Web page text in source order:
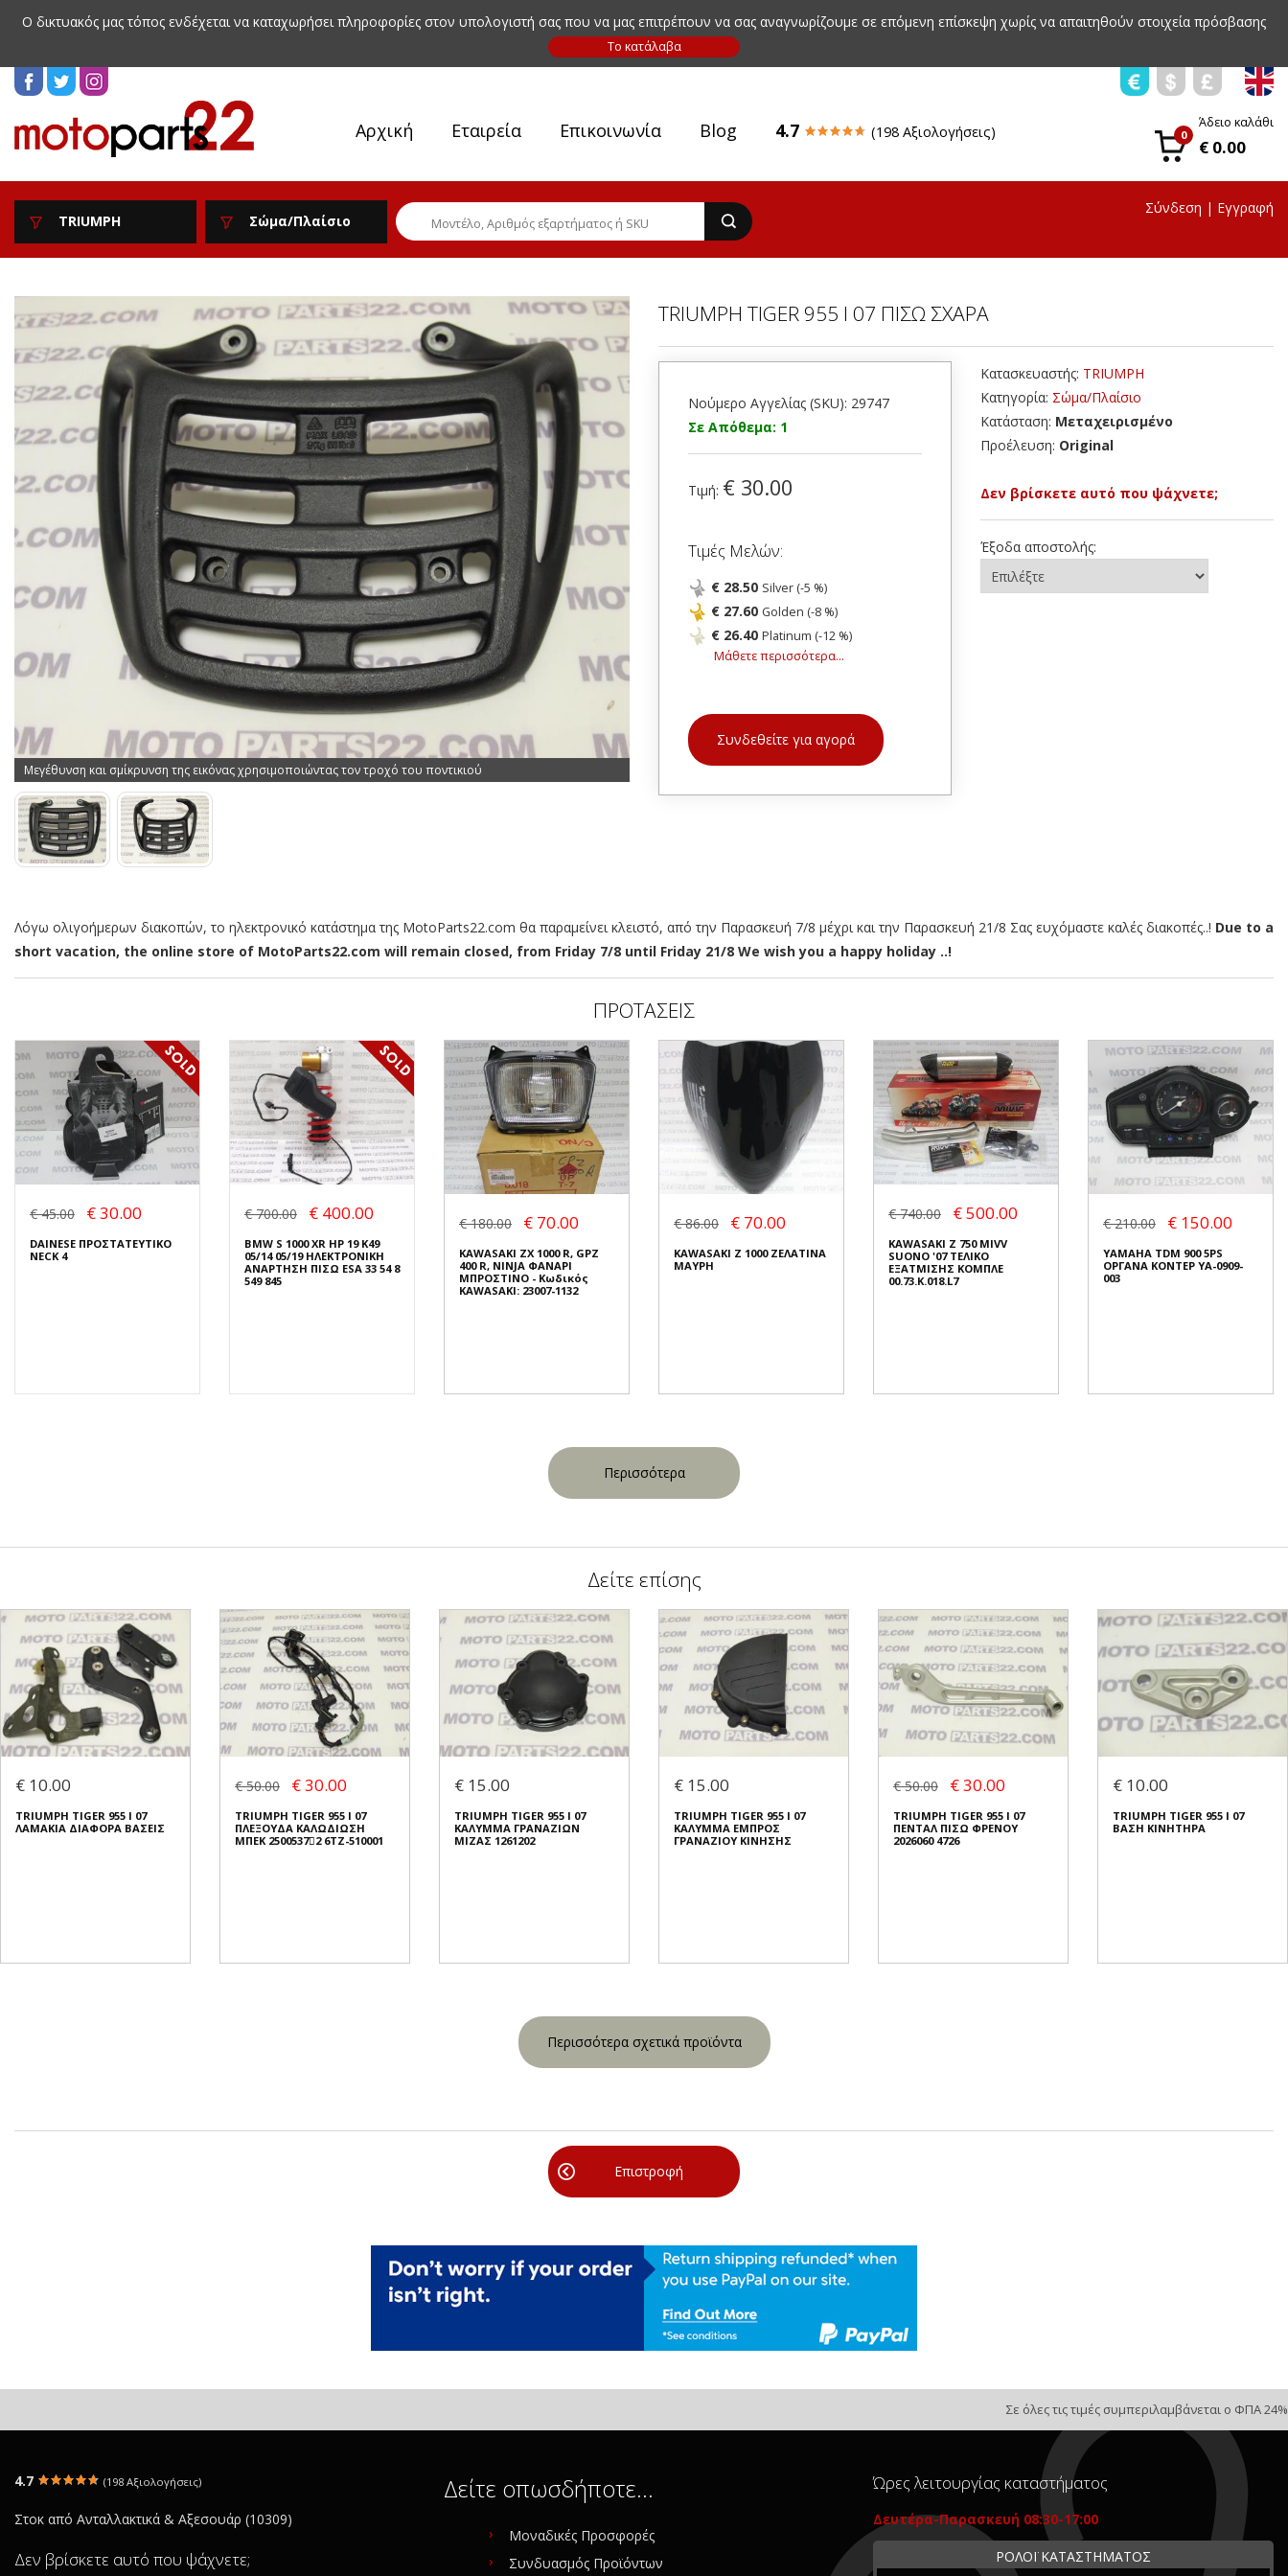
Ο δικτυακός μας τόπος ενδέχεται να καταχωρήσει πληροφορίες στον υπολογιστή σας που να μας επιτρέπουν να σας αναγνωρίζουμε σε επόμενη επίσκεψη χωρίς να απαιτηθούν στοιχεία πρόσβασης
Αρχική Εταιρεία Επικοινωνία Blog 4.7 (198 Αξιολογήσεις) 0
Άδειο καλάθι
€ 0.00
TRIUMPH Σώμα/Πλαίσιο
Σύνδεση | Εγγραφή
Μεγέθυνση και σμίκρυνση της εικόνας χρησιμοποιώντας τον τροχό του ποντικιού
TRIUMPH TIGER 955 I 07 ΠΙΣΩ ΣΧΑΡΑ
Νούμερο Αγγελίας (SKU): 29747
Σε Απόθεμα: 1
Τιμή: € 30.00
Τιμές Μελών:
€ 28.50 Silver (-5 %)
€ 27.60 Golden (-8 %)
€ 26.40 Platinum (-12 %)
Μάθετε περισσότερα...
Συνδεθείτε για αγορά
Κατασκευαστής: TRIUMPH
Κατηγορία: Σώμα/Πλαίσιο
Κατάσταση: Μεταχειρισμένο
Προέλευση: Original
Δεν βρίσκετε αυτό που ψάχνετε;
Έξοδα αποστολής:
Λόγω ολιγοήμερων διακοπών, το ηλεκτρονικό κατάστημα της MotoParts22.com θα παραμείνει κλειστό, από την Παρασκευή 7/8 μέχρι και την Παρασκευή 21/8 Σας ευχόμαστε καλές διακοπές..! Due to a
short vacation, the online store of MotoParts22.com will remain closed, from Friday 7/8 until Friday 21/8 We wish you a happy holiday ..!
ΠΡΟΤΑΣΕΙΣ
€ 45.00 € 30.00
DAINESE ΠΡΟΣΤΑΤΕΥΤΙΚΟ
NECK 4
€ 700.00 € 400.00
BMW S 1000 XR HP 19 K49
05/14 05/19 ΗΛΕΚΤΡΟΝΙΚΗ
ΑΝΑΡΤΗΣΗ ΠΙΣΩ ESA 33 54 8
549 845
€ 180.00 € 70.00
KAWASAKI ZX 1000 R, GPZ
400 R, NINJA ΦΑΝΑΡΙ
ΜΠΡΟΣΤΙΝΟ - Κωδικός
KAWASAKI: 23007-1132
€ 86.00 € 70.00
KAWASAKI Z 1000 ΖΕΛΑΤΙΝΑ
ΜΑΥΡΗ
€ 740.00 € 500.00
KAWASAKI Z 750 MIVV
SUONO '07 ΤΕΛΙΚΟ
ΕΞΑΤΜΙΣΗΣ ΚΟΜΠΛΕ
00.73.K.018.L7
€ 210.00 € 150.00
YAMAHA TDM 900 5PS
ΟΡΓΑΝΑ ΚΟΝΤΕΡ YA-0909-
003
Περισσότερα
Δείτε επίσης
€ 10.00
TRIUMPH TIGER 955 I 07
ΛΑΜΑΚΙΑ ΔΙΑΦΟΡΑ ΒΑΣΕΙΣ
€ 50.00 € 30.00
TRIUMPH TIGER 955 I 07
ΠΛΕΞΟΥΔΑ ΚΑΛΩΔΙΩΣΗ
ΜΠΕΚ 25005372 6TZ-510001
€ 15.00
TRIUMPH TIGER 955 I 07
ΚΑΛΥΜΜΑ ΓΡΑΝΑΖΙΩΝ
ΜΙΖΑΣ 1261202
€ 15.00
TRIUMPH TIGER 955 I 07
ΚΑΛΥΜΜΑ ΕΜΠΡΟΣ
ΓΡΑΝΑΖΙΟΥ ΚΙΝΗΣΗΣ
€ 50.00 € 30.00
TRIUMPH TIGER 955 I 07
ΠΕΝΤΑΛ ΠΙΣΩ ΦΡΕΝΟΥ
2026060 4726
€ 10.00
TRIUMPH TIGER 955 I 07
ΒΑΣΗ ΚΙΝΗΤΗΡΑ
Περισσότερα σχετικά προϊόντα
Επιστροφή
Σε όλες τις τιμές συμπεριλαμβάνεται ο ΦΠΑ 24%
4.7 (198 Αξιολογήσεις)
Στοκ από Ανταλλακτικά & Αξεσουάρ (10309)
Δεν βρίσκετε αυτό που ψάχνετε;
Δείτε οπωσδήποτε…
Μοναδικές Προσφορές
Συνδυασμός Προϊόντων
Ώρες λειτουργίας καταστήματος
Δευτέρα-Παρασκευή 08:30-17:00
ΡΟΛΟΪ ΚΑΤΑΣΤΗΜΑΤΟΣ